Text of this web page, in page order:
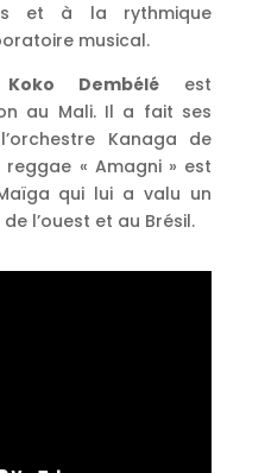
et à la rythmique
musical.
Koko Dembélé est
au Mali. Il a fait ses
Kanaga de
« Amagni » est
qui lui a valu un
l’ouest et au Brésil.